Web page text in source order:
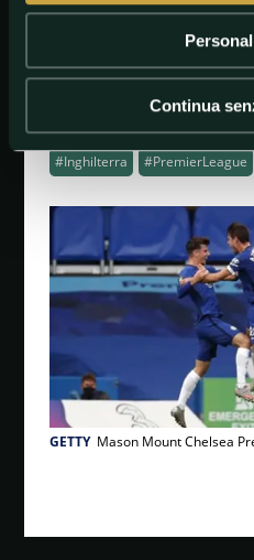
Continua
WEST HAM-ASTON VILLA
CLASSIFICA PREMIER LEAGUE
LIVERPOOL 99 PUNTI
MANCHESTER CITY 81
CHELSEA 66
MANCHESTER UNITED
LEICESTER 62
TOTTENHAM 59
WOLVERHAMPTON 59
ARSENAL 56
SHEFFIELD UNITED 54
BURNLEY 54
SOUTHAMPTON 52
EVERTON 49
NEWCASTLE 44
CRYSTAL PALACE 43
BRIGHTON 41
WEST HAM 39
ASTON VILLA 35
WATFORD 34
BOURNEMOUTH 34
NORWICH 21
#Inghilterra #PremierLeague
GETTY Mason Mount Chelsea